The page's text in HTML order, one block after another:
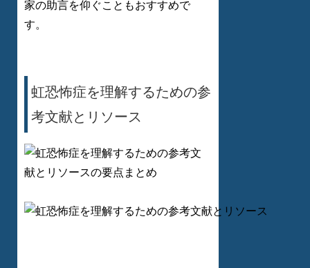
家の助言を仰ぐこともおすすめで
す。
虹恐怖症を理解するための参
考文献とリソース